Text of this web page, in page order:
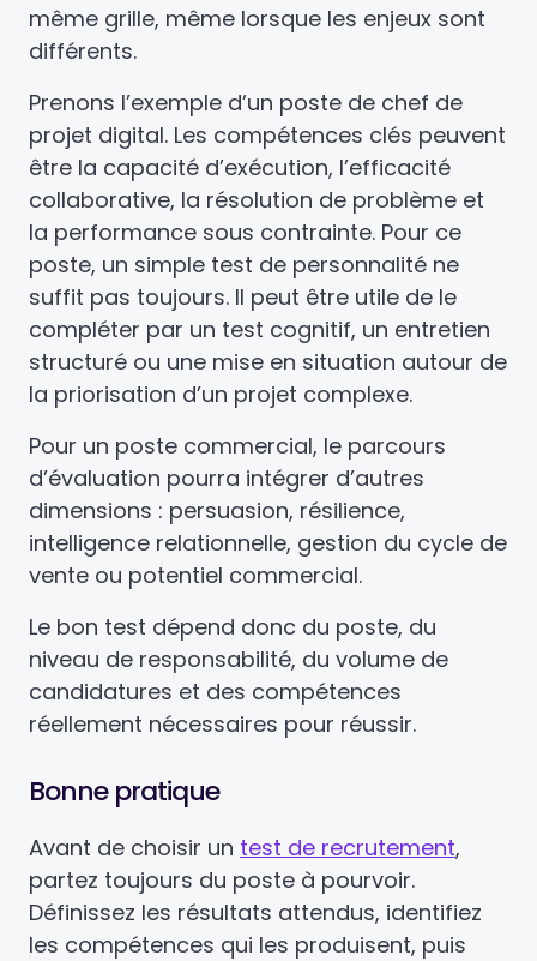
même grille, même lorsque les enjeux sont
différents.
Prenons l’exemple d’un poste de chef de
projet digital. Les compétences clés peuvent
être la capacité d’exécution, l’efficacité
collaborative, la résolution de problème et
la performance sous contrainte. Pour ce
poste, un simple test de personnalité ne
suffit pas toujours. Il peut être utile de le
compléter par un test cognitif, un entretien
structuré ou une mise en situation autour de
la priorisation d’un projet complexe.
Pour un poste commercial, le parcours
d’évaluation pourra intégrer d’autres
dimensions : persuasion, résilience,
intelligence relationnelle, gestion du cycle de
vente ou potentiel commercial.
Le bon test dépend donc du poste, du
niveau de responsabilité, du volume de
candidatures et des compétences
réellement nécessaires pour réussir.
Bonne pratique
Avant de choisir un test de recrutement,
partez toujours du poste à pourvoir.
Définissez les résultats attendus, identifiez
les compétences qui les produisent, puis